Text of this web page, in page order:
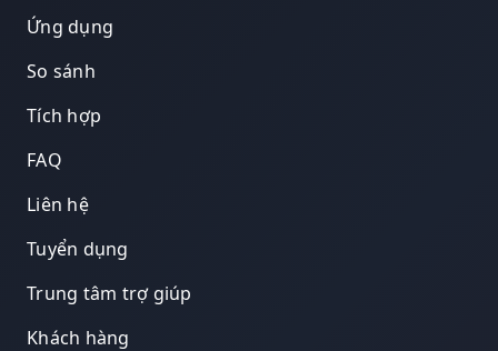
Ứng dụng
So sánh
Tích hợp
FAQ
Liên hệ
Tuyển dụng
Trung tâm trợ giúp
Khách hàng